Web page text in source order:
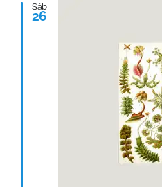
Sáb
26